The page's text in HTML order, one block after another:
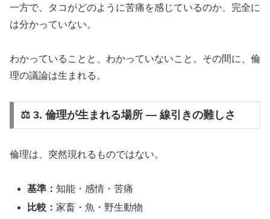
一方で、タコがどのように苦痛を感じているのか、完全に
は分かっていない。
わかっていることと、わかっていないこと。その間に、倫
理の議論は生まれる。
⚖️ 3. 倫理が生まれる場所 ― 線引きの難しさ
倫理は、突然現れるものではない。
基準：知能・感情・苦痛
比較：家畜・魚・野生動物